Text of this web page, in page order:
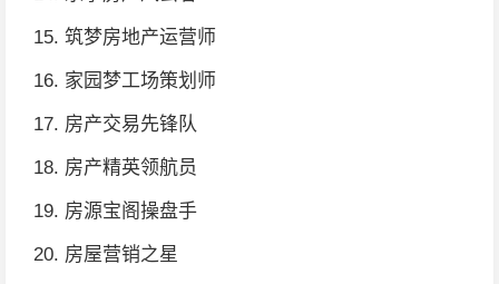
15. 筑梦房地产运营师
16. 家园梦工场策划师
17. 房产交易先锋队
18. 房产精英领航员
19. 房源宝阁操盘手
20. 房屋营销之星